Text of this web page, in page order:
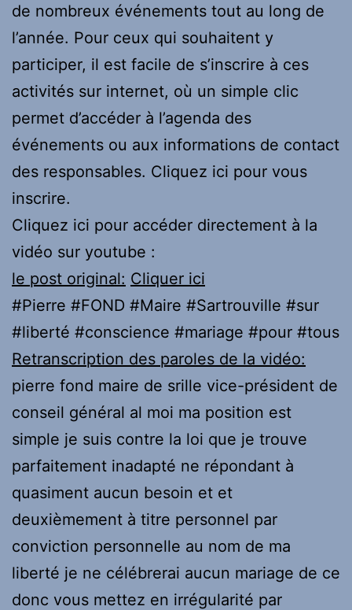
de nombreux événements tout au long de
l’année. Pour ceux qui souhaitent y
participer, il est facile de s’inscrire à ces
activités sur internet, où un simple clic
permet d’accéder à l’agenda des
événements ou aux informations de contact
des responsables. Cliquez ici pour vous
inscrire.
Cliquez ici pour accéder directement à la
vidéo sur youtube :
le post original: Cliquer ici
#Pierre #FOND #Maire #Sartrouville #sur
#liberté #conscience #mariage #pour #tous
Retranscription des paroles de la vidéo:
pierre fond maire de srille vice-président de
conseil général al moi ma position est
simple je suis contre la loi que je trouve
parfaitement inadapté ne répondant à
quasiment aucun besoin et et
deuxièmement à titre personnel par
conviction personnelle au nom de ma
liberté je ne célébrerai aucun mariage de ce
donc vous mettez en irrégularité par